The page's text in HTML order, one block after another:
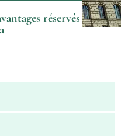
réservés